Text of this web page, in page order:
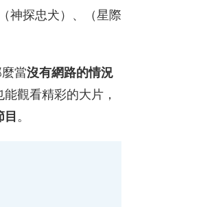
神探忠犬）、（星際
當沒有網路的情況
觀看精彩的大片，
。